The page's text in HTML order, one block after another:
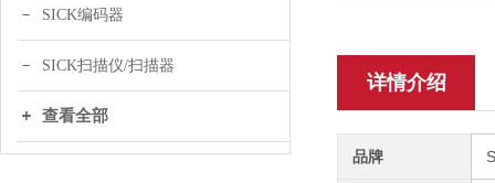
SICK编码器
SICK扫描仪/扫描器
查看全部
详情介绍
品牌